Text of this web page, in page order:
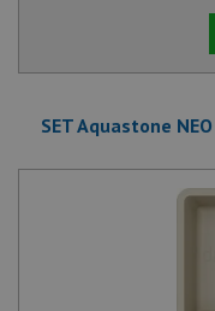
SET Aquastone